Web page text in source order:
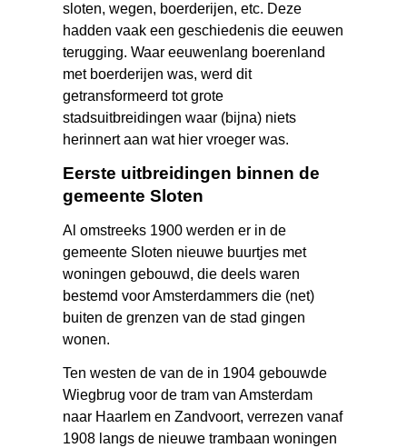
sloten, wegen, boerderijen, etc. Deze
hadden vaak een geschiedenis die eeuwen
terugging. Waar eeuwenlang boerenland
met boerderijen was, werd dit
getransformeerd tot grote
stadsuitbreidingen waar (bijna) niets
herinnert aan wat hier vroeger was.
Eerste uitbreidingen binnen de
gemeente Sloten
Al omstreeks 1900 werden er in de
gemeente Sloten nieuwe buurtjes met
woningen gebouwd, die deels waren
bestemd voor Amsterdammers die (net)
buiten de grenzen van de stad gingen
wonen.
Ten westen de van de in 1904 gebouwde
Wiegbrug voor de tram van Amsterdam
naar Haarlem en Zandvoort, verrezen vanaf
1908 langs de nieuwe trambaan woningen